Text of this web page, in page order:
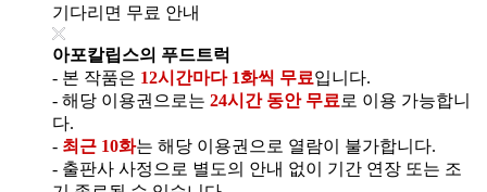
기다리면 무료 안내
아포칼립스의 푸드트럭
- 본 작품은 12시간마다 1화씩 무료입니다.
- 해당 이용권으로는 24시간 동안 무료 로 이용 가능합니
다.
- 최근 10화는 해당 이용권으로 열람이 불가합니다.
- 출판사 사정으로 별도의 안내 없이 기간 연장 또는 조